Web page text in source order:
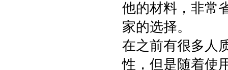
他的材料，非常
家的选择。
在之前有很多人
性，但是随着使